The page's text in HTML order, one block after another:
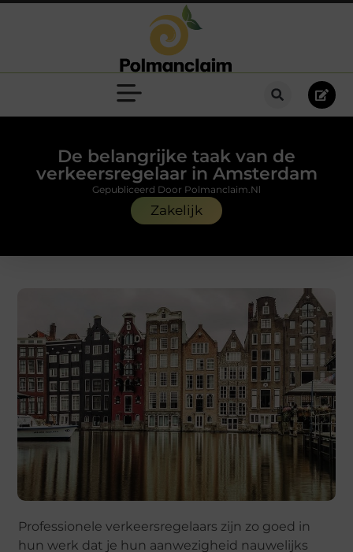
De belangrijke taak van de
verkeersregelaar in Amsterdam
Zakelijk
Gepubliceerd Door Polmanclaim.nl
Professionele verkeersregelaars zijn zo goed in
hun werk dat je hun aanwezigheid nauwelijks